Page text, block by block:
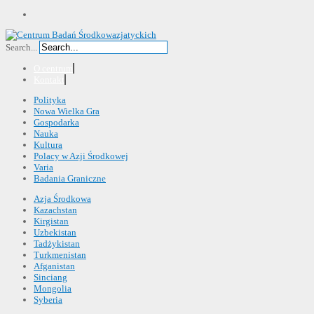
Search...
Polityka
Nowa Wielka Gra
Gospodarka
Nauka
Kultura
Polacy w Azji Środkowej
Varia
Badania Graniczne
Azja Środkowa
Kazachstan
Kirgistan
Uzbekistan
Tadżykistan
Turkmenistan
Afganistan
Sinciang
Mongolia
Syberia